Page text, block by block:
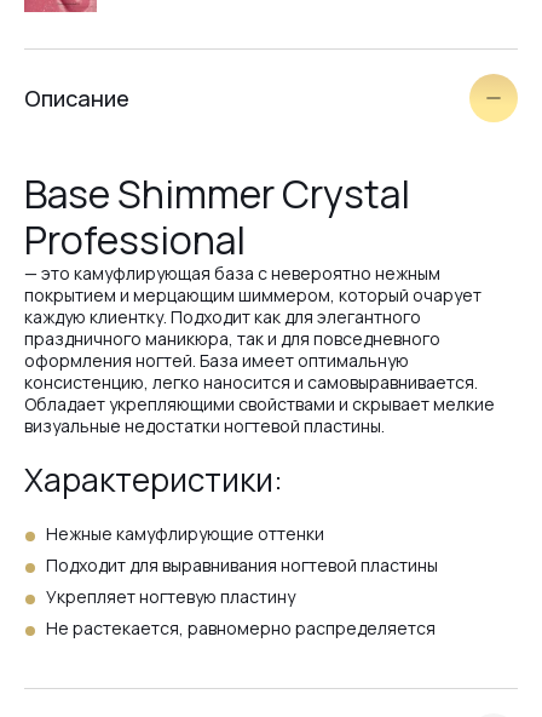
№7
№8
№12
№14
№15
Описание
Base Shimmer Crystal
Professional
— это камуфлирующая база с невероятно нежным
покрытием и мерцающим шиммером, который очарует
каждую клиентку. Подходит как для элегантного
праздничного маникюра, так и для повседневного
оформления ногтей. База имеет оптимальную
консистенцию, легко наносится и самовыравнивается.
Обладает укрепляющими свойствами и скрывает мелкие
визуальные недостатки ногтевой пластины.
Характеристики:
Нежные камуфлирующие оттенки
Подходит для выравнивания ногтевой пластины
Укрепляет ногтевую пластину
Не растекается, равномерно распределяется